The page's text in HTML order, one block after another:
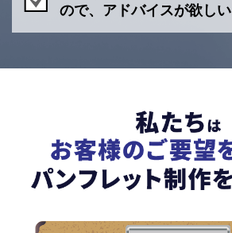
ので、アドバイスが欲しい